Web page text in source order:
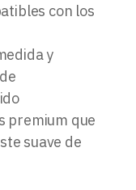
con los
y
premium que
suave de